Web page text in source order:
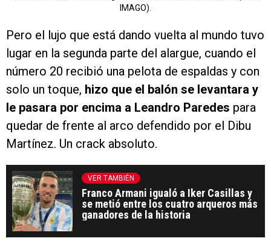
IMAGO).
Pero el lujo que está dando vuelta al mundo tuvo
lugar en la segunda parte del alargue, cuando el
número 20 recibió una pelota de espaldas y con
solo un toque, hizo que el balón se levantara y
le pasara por encima a Leandro Paredes para
quedar de frente al arco defendido por el Dibu
Martínez. Un crack absoluto.
VER TAMBIÉN
Franco Armani igualó a Iker Casillas y
se metió entre los cuatro arqueros más
ganadores de la historia